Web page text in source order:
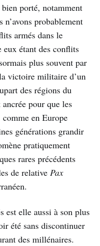
porté, notamment
probablement
armés dans le
eux étant des conflits
plus souvent par
victoire militaire d’un
des régions du
pour que les
en Europe
générations grandir
pratiquement
rares précédents
de relative Pax
est elle aussi à son plus
été sans discontinuer
des millénaires.